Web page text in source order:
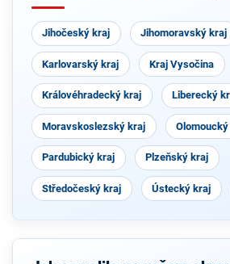
Jihočeský kraj Jihomoravský kraj
Karlovarský kraj Kraj Vysočina
Královéhradecký kraj Liberecký
Moravskoslezský kraj
Pardubický kraj Plzeňský kraj
Středočeský kraj Ústecký kraj